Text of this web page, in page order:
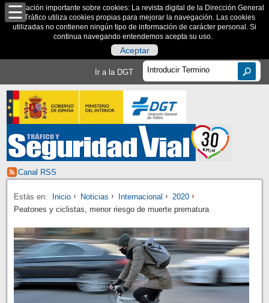
Información importante sobre cookies: La revista digital de la Dirección General
de Tráfico utiliza cookies propias para mejorar la navegación. Las cookies
utilizadas no contienen ningún tipo de información de carácter personal. Si
continua navegando entendemos acepta su uso.
Aceptar
Ir a la DGT
Canal RSS
Estás en: Inicio Noticias Internacional
2020
Peatones y ciclistas, menor riesgo de muerte prematura